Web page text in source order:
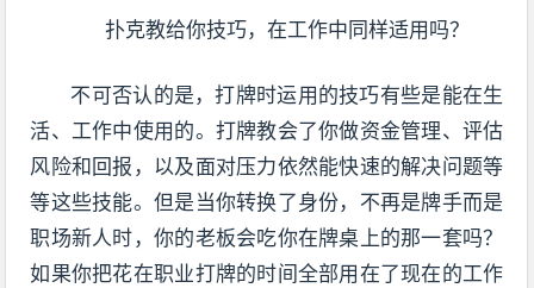
扑克教给你技巧，在工作中同样适用吗？
不可否认的是，打牌时运用的技巧有些是能在生
活、工作中使用的。打牌教会了你做资金管理、评估
风险和回报，以及面对压力依然能快速的解决问题等
等这些技能。但是当你转换了身份，不再是牌手而是
职场新人时，你的老板会吃你在牌桌上的那一套吗？
如果你把花在职业打牌的时间全部用在了现在的工作